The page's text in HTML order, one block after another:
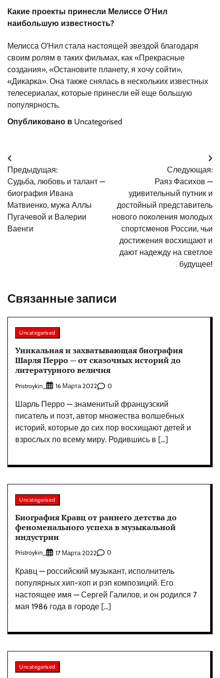
Какие проекты принесли Мелиссе О’Нил
наибольшую известность?
Мелисса О’Нил стала настоящей звездой благодаря
своим ролям в таких фильмах, как «Прекрасные
создания», «Остановите планету, я хочу сойти»,
«Дикарка». Она также снялась в нескольких известных
телесериалах, которые принесли ей еще большую
популярность.
Опубликовано в Uncategorised
Навигация
по
записям
Предыдущая:
Судьба, любовь и талант —
биография Ивана
Матвиенко, мужа Аллы
Пугачевой и Валерии
Ваенги
Следующая:
Раяз Фасихов —
удивительный путник и
достойный представитель
нового поколения молодых
спортсменов России, чьи
достижения восхищают и
дают надежду на светлое
будущее!
Связанные записи
Uncategorised
Уникальная и захватывающая биография
Шарля Перро — от сказочных историй до
литературного величия
Pristroykin_ 16 Марта 2022 0
Шарль Перро — знаменитый французский
писатель и поэт, автор множества волшебных
историй, которые до сих пор восхищают детей и
взрослых по всему миру. Родившись в […]
Uncategorised
Биография Кравц от раннего детства до
феноменального успеха в музыкальной
индустрии
Pristroykin_ 17 Марта 2022 0
Кравц — российский музыкант, исполнитель
популярных хип-хоп и рэп композиций. Его
настоящее имя — Сергей Галилов, и он родился 7
мая 1986 года в городе […]
Uncategorised